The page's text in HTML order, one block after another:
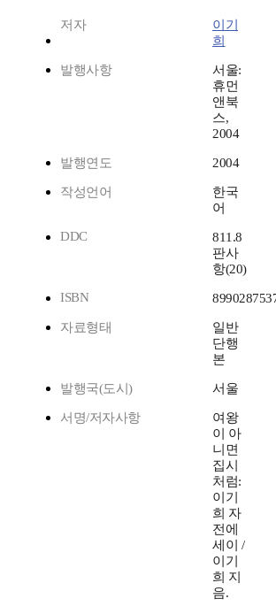
저자
이기
희
발행사항
서울:
휴먼
앤북
스,
2004
발행연도 2004
작성언어
한국
어
DDC
811.8
판사
항(20)
ISBN
자료형태
일반
단행
본
발행국(도시) 서울
서명/저자사항
여왕
이 아
니면
집시
처럼:
이기
희 자
전에
세이 /
이기
희 지
음.